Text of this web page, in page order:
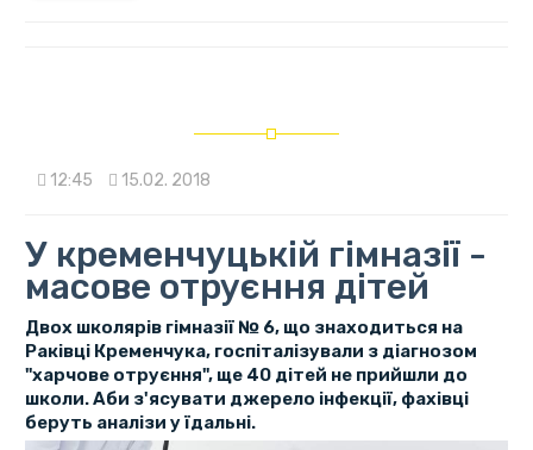
12:45 15.02. 2018
У кременчуцькій гімназії -
масове отруєння дітей
Двох школярів гімназії № 6, що знаходиться на
Раківці Кременчука, госпіталізували з діагнозом
"харчове отруєння", ще 40 дітей не прийшли до
школи. Аби з'ясувати джерело інфекції, фахівці
беруть аналізи у їдальні.